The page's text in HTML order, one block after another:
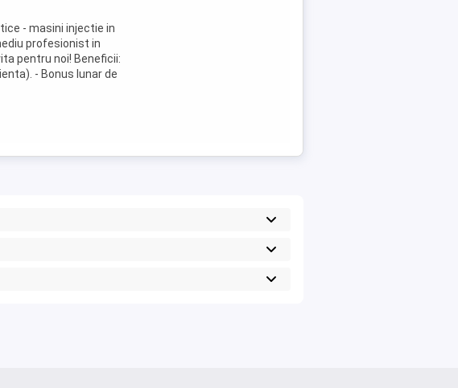
- masini injectie in
profesionist in
pentru noi! Beneficii:
- Bonus lunar de